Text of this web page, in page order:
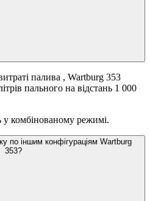
палива , Wartburg 353
пального на відстань 1 000
у комбінованому режимі.
по іншим конфігураціям Wartburg
353?